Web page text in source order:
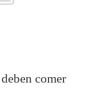
comer